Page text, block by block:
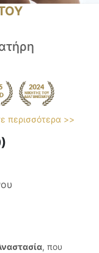
περισσότερα >>
, που